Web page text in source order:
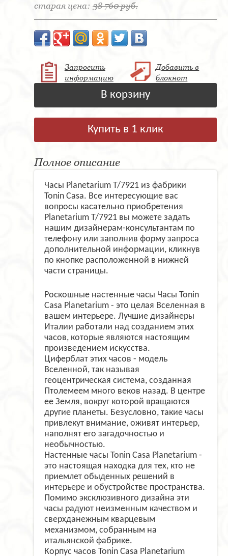
старая цена: 38 760 руб.
Запросить
информацию
Добавить в
блокнот
В корзину
Купить в 1 клик
Полное описание
Часы Planetarium T/7921 из фабрики
Tonin Casa. Все интересующие вас
вопросы касательно приобретения
Planetarium T/7921 вы можете задать
нашим дизайнерам-консультантам по
телефону или заполнив форму запроса
дополнительной информации, кликнув
по кнопке расположенной в нижней
части страницы.
Роскошные настенные часы Часы Tonin
Casa Planetarium - это целая Вселенная в
вашем интерьере. Лучшие дизайнеры
Италии работали над созданием этих
часов, которые являются настоящим
произведением искусства.
Циферблат этих часов - модель
Вселенной, так называя
геоцентрическая система, созданная
Птолемеем много веков назад. В центре
ее Земля, вокруг которой вращаются
другие планеты. Безусловно, такие часы
привлекут внимание, оживят интерьер,
наполнят его загадочностью и
необычностью.
Настенные часы Tonin Casa Planetarium -
это настоящая находка для тех, кто не
приемлет обыденных решений в
интерьере и обустройстве пространства.
Помимо эксклюзивного дизайна эти
часы радуют неизменным качеством и
сверхданежным кварцевым
механизмом, собранным на
итальянской фабрике.
Корпус часов Tonin Casa Planetarium